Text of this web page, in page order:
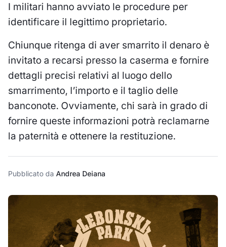
I militari hanno avviato le procedure per
identificare il legittimo proprietario.
Chiunque ritenga di aver smarrito il denaro è
invitato a recarsi presso la caserma e fornire
dettagli precisi relativi al luogo dello
smarrimento, l’importo e il taglio delle
banconote. Ovviamente, chi sarà in grado di
fornire queste informazioni potrà reclamarne
la paternità e ottenere la restituzione.
Pubblicato da Andrea Deiana